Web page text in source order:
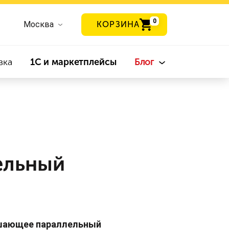
Москва КОРЗИНА 0
1С и маркетплейсы Блог
параллельный